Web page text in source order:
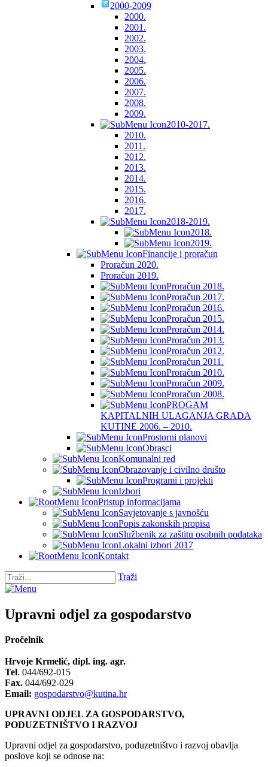
2000-2009
2000.
2001.
2002.
2003.
2004.
2005.
2006.
2007.
2008.
2009.
2010-2017.
2010.
2011.
2012.
2013.
2014.
2015.
2016.
2017.
2018-2019.
2018.
2019.
Financije i proračun
Proračun 2020.
Proračun 2019.
Proračun 2018.
Proračun 2017.
Proračun 2016.
Proračun 2015.
Proračun 2014.
Proračun 2013.
Proračun 2012.
Proračun 2011.
Proračun 2010.
Proračun 2009.
Proračun 2008.
PROGAM
KAPITALNIH ULAGANJA GRADA
KUTINE 2006. – 2010.
Prostorni planovi
Obrasci
Komunalni red
Obrazovanje i civilno društo
Programi i projekti
Izbori
Pristup informacijama
Savjetovanje s javnošću
Popis zakonskih propisa
Službenik za zaštitu osobnih podataka
Lokalni izbori 2017
Kontakt
Traži
Upravni odjel za gospodarstvo
Pročelnik
Hrvoje Krmelić, dipl. ing. agr.
Tel. 044/692-015
Fax. 044/692-029
Email: gospodarstvo@kutina.hr
UPRAVNI ODJEL ZA GOSPODARSTVO,
PODUZETNIŠTVO I RAZVOJ
Upravni odjel za gospodarstvo, poduzetništvo i razvoj obavlja
poslove koji se odnose na: